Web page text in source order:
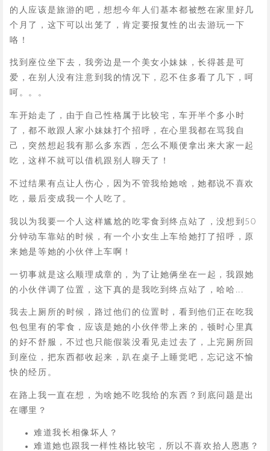
的人应该是旅游的吧，想想今年人们基本都被憋在家里好几
个月了，这下可以出笼了，肯定要报复性的出去游玩一下
咯！
找到座位坐下去，我旁边是一个美女小妹妹，长得甚是可
爱，在别人没有注意到我的情况下，忍不住多看了几下，呵
呵。。。
车开始走了，由于自己性格属于比较宅，车开半个多小时
了，都不敢跟人家小妹妹打个招呼，在心里我都在骂我自
己，突然想起我有那么多东西，怎么不顺便拿出来大家一起
吃，这样不就可以借机跟别人聊天了！
不过结果有点让人伤心，因为不管我给她啥，她都说不喜欢
吃，最后变成我一个人吃了。
我以为我要一个人这样尴尬的吃零食到终点站了，没想到50
分钟动车靠站的时候，有一个小女生上车给她打了招呼，原
来她是等她的小伙伴上车啊！
一切事就是这么顺理成章的，为了让她俩坐在一起，我跟她
的小伙伴调了位置，这下真的是我吃到终点站了，哈哈...
我去上厕所的时候，路过他们的位置时，看到他们正在吃我
包包里有的零食，应该是她的小伙伴带上来的，顿时心里真
的好不舒服，不过也只能假装没看见走过去了，上完厕所回
到座位，把东西都收起来，趴在桌子上睡觉吧，忘记这不愉
快的经历。
在路上我一直在想，为啥她不吃我给的东西？到底问题是出
在哪里？
难道我长相像坏人？
难道她也跟我一样性格比较宅，所以不喜欢拾人恩惠？